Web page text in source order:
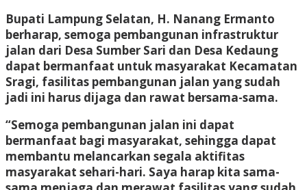
Bupati Lampung Selatan, H. Nanang Ermanto
berharap, semoga pembangunan infrastruktur
jalan dari Desa Sumber Sari dan Desa Kedaung
dapat bermanfaat untuk masyarakat Kecamatan
Sragi, fasilitas pembangunan jalan yang sudah
jadi ini harus dijaga dan rawat bersama-sama.
“Semoga pembangunan jalan ini dapat
bermanfaat bagi masyarakat, sehingga dapat
membantu melancarkan segala aktifitas
masyarakat sehari-hari. Saya harap kita sama-